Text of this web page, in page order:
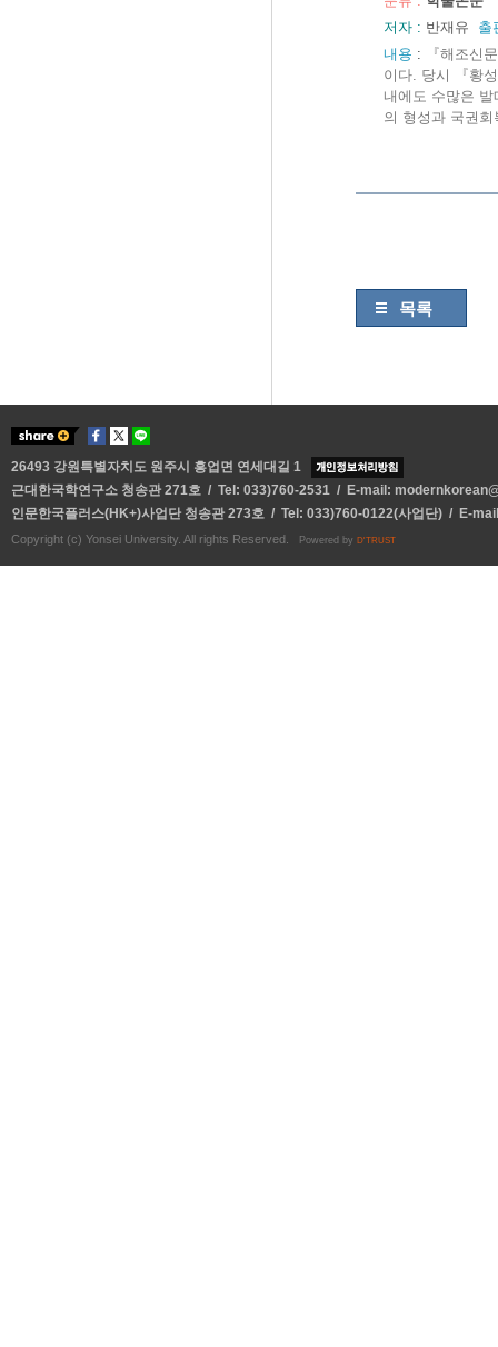
저자 : 반재유
출
내용 :
『해조신
이다. 당시 『황
내에도 수많은
의 형성과 국권
목록
26493 강원특별자치도 원주시 흥업면 연세대길 1
근대한국학연구소 청송관 271호 / Tel: 033)760-2531 / E-mail:
인문한국플러스(HK+)사업단 청송관 273호 / Tel: 033)760-0122(사업단) / E-
Copyright (c) Yonsei University. All rights Reserved. Powered by D'TRUST